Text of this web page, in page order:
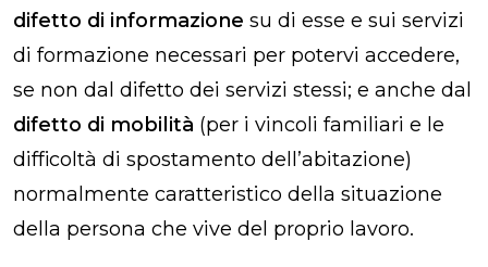
difetto di informazione su di esse e sui servizi
di formazione necessari per potervi accedere,
se non dal difetto dei servizi stessi; e anche dal
difetto di mobilità (per i vincoli familiari e le
difficoltà di spostamento dell’abitazione)
normalmente caratteristico della situazione
della persona che vive del proprio lavoro.